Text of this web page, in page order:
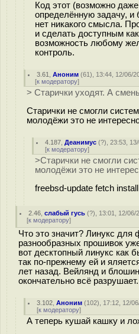
Код этот (возможно
определённую задачу, и
нет никакого смысла.
и сделать доступным
возможность любому
контроль.
3.61 ,Аноним (61), 13:44, 12/06/
[к модератору]
> Старички уходят. А
Старички не смогли
молодёжи это не
4.187 ,Деанимус (?), 23:53,
[к модератору]
>Старички не смогли
молодёжи это не
freebsd-update fetch install
2.46 ,слабый гусь (?), 13:01, 12/06/
[к модератору]
Что это значит? Линукс для
разнообразных прошивок
вот десктопный линукс как
так по-прежнему ей и
лет назад. Вейлянд и
окончательно всё
3.102 ,Аноним (102), 17:12, 12/
[к модератору]
А теперь кушай кашку и